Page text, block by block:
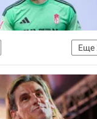
Еще